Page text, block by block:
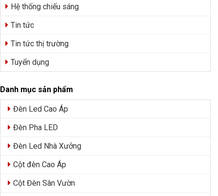
Hệ thống chiếu sáng
Tin tức
Tin tức thị trường
Tuyển dụng
Danh mục sản phẩm
Đèn Led Cao Áp
Đèn Pha LED
Đèn Led Nhà Xưởng
Cột đèn Cao Áp
Cột Đèn Sân Vườn